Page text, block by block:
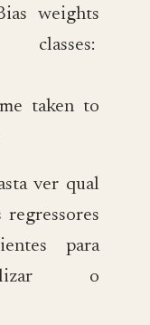
weights
taken to
ver qual
para
o